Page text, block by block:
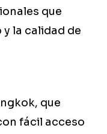
que
la calidad de
que
fácil acceso